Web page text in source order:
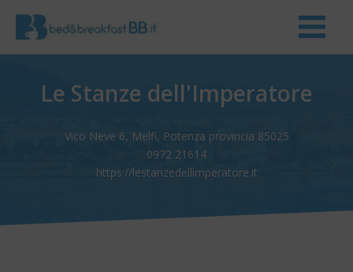
Le Stanze dell'Imperatore
Vico Neve 6, Melfi, Potenza provincia 85025
0972 21614
https://lestanzedellimperatore.it